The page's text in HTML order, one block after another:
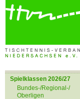
Spielklassen 2026/27
Bundes-/Regional-/
Oberligen